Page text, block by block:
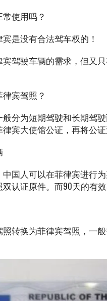
使用吗？
是没有合法驾车权的！
驾驶车辆的需求，但又
宾驾照？
分为短期驾驶和长期驾
宾大使馆公证，再将公
国人可以在菲律宾进行
认证原件。而90天的有
转换为菲律宾驾照，一